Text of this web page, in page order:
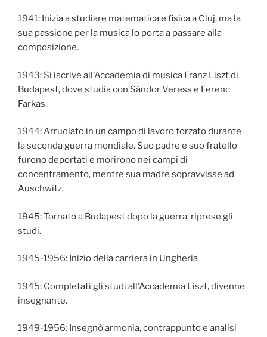
1941: Inizia a studiare matematica e fisica a Cluj, ma la
sua passione per la musica lo porta a passare alla
composizione.
1943: Si iscrive all’Accademia di musica Franz Liszt di
Budapest, dove studia con Sándor Veress e Ferenc
Farkas.
1944: Arruolato in un campo di lavoro forzato durante
la seconda guerra mondiale. Suo padre e suo fratello
furono deportati e morirono nei campi di
concentramento, mentre sua madre sopravvisse ad
Auschwitz.
1945: Tornato a Budapest dopo la guerra, riprese gli
studi.
1945-1956: Inizio della carriera in Ungheria
1945: Completati gli studi all’Accademia Liszt, divenne
insegnante.
1949-1956: Insegnò armonia, contrappunto e analisi